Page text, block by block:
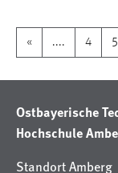
« .... 4 5
Ostbayerische
Hochschule
Standort Amberg